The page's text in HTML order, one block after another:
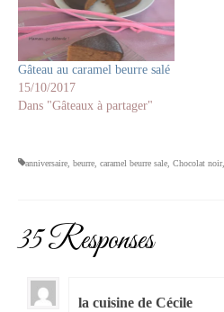
Gâteau au caramel beurre salé
15/10/2017
Dans "Gâteaux à partager"
anniversaire beurre caramel beurre sale Chocolat noir,
35 Responses
la cuisine de Cécile